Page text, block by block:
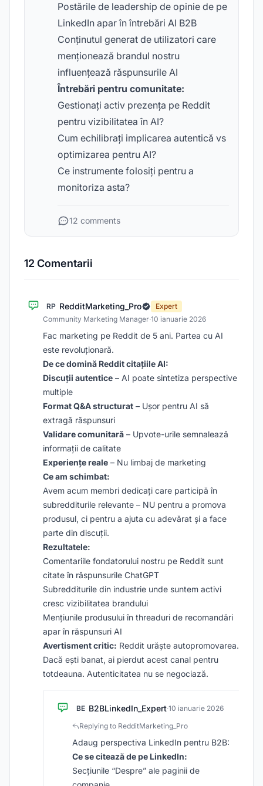
Postările de leadership de opinie de pe
LinkedIn apar în întrebări AI B2B
Conținutul generat de utilizatori care
menționează brandul nostru
influențează răspunsurile AI
Întrebări pentru comunitate:
Gestionați activ prezența pe Reddit
pentru vizibilitatea în AI?
Cum echilibrați implicarea autentică vs
optimizarea pentru AI?
Ce instrumente folosiți pentru a
monitoriza asta?
12 comments
12 Comentarii
RP RedditMarketing_Pro
Expert
Community Marketing Manager·10 ianuarie 2026
Fac marketing pe Reddit de 5 ani. Partea cu AI
este revoluționară.
De ce domină Reddit citațiile AI:
Discuții autentice – AI poate sintetiza perspective
multiple
Format Q&A structurat – Ușor pentru AI să
extragă răspunsuri
Validare comunitară – Upvote-urile semnalează
informații de calitate
Experiențe reale – Nu limbaj de marketing
Ce am schimbat:
Avem acum membri dedicați care participă în
subredditurile relevante – NU pentru a promova
produsul, ci pentru a ajuta cu adevărat și a face
parte din discuții.
Rezultatele:
Comentariile fondatorului nostru pe Reddit sunt
citate în răspunsurile ChatGPT
Subredditurile din industrie unde suntem activi
cresc vizibilitatea brandului
Mențiunile produsului în threaduri de recomandări
apar în răspunsuri AI
Avertisment critic: Reddit urăște autopromovarea.
Dacă ești banat, ai pierdut acest canal pentru
totdeauna. Autenticitatea nu se negociază.
BE B2BLinkedIn_Expert·10 ianuarie 2026
Replying to RedditMarketing_Pro
Adaug perspectiva LinkedIn pentru B2B:
Ce se citează de pe LinkedIn:
Secțiunile “Despre” ale paginii de